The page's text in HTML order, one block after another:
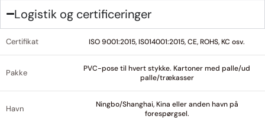
Logistik og certificeringer
Certifikat ISO 9001:2015, IS014001:2015, CE, ROHS, KC osv.
Pakke
PVC-pose til hvert stykke. Kartoner med palle/ud
palle/trækasser
Havn
Ningbo/Shanghai, Kina eller anden havn på
forespørgsel.